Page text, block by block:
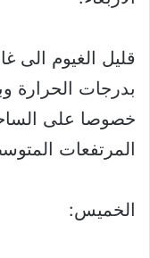
قليل الغيوم الى
بدرجات الحرارة
خصوصا على
المرتفعات
الخميس: